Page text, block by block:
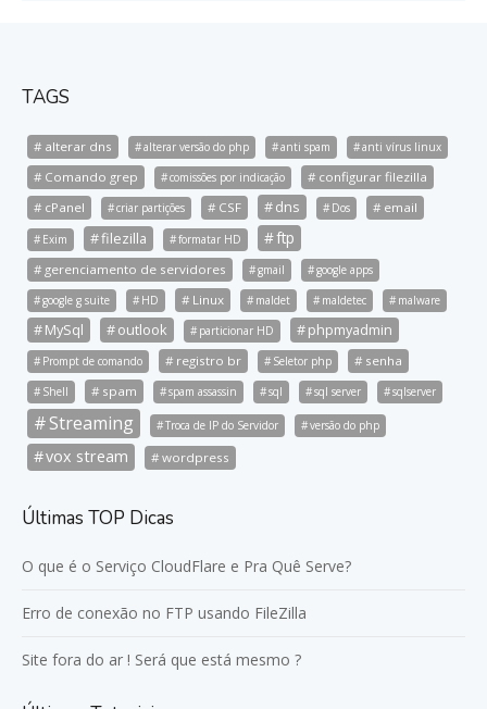
TAGS
alterar dns alterar versão do php anti spam anti vírus linux
Comando grep comissões por indicação
configurar filezilla
cPanel
criar partições CSF dns Dos email
Exim filezilla formatar HD ftp
gerenciamento de servidores gmail
google apps
google g suite
HD Linux maldet maldetec malware
MySql outlook particionar HD phpmyadmin
Prompt de comando registro br Seletor php senha
Shell spam spam assassin sql sql server sqlserver
Streaming Troca de IP do Servidor versão do php
vox stream wordpress
Últimas TOP Dicas
O que é o Serviço CloudFlare e Pra Quê Serve?
Erro de conexão no FTP usando FileZilla
Site fora do ar ! Será que está mesmo ?